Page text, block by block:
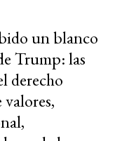
un blanco
Trump: las
derecho